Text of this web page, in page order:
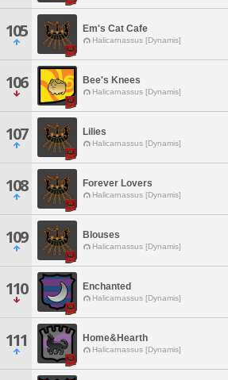
105 Em's Cat Cafe
Halicarnassus [Dynamis]
106 Bee's Knees
Halicarnassus [Dynamis]
107 Lilies
Halicarnassus [Dynamis]
108 Forever Lovers
Halicarnassus [Dynamis]
109 Blouses
Halicarnassus [Dynamis]
110 Enchanted
Halicarnassus [Dynamis]
111 Home&Hearth
Halicarnassus [Dynamis]